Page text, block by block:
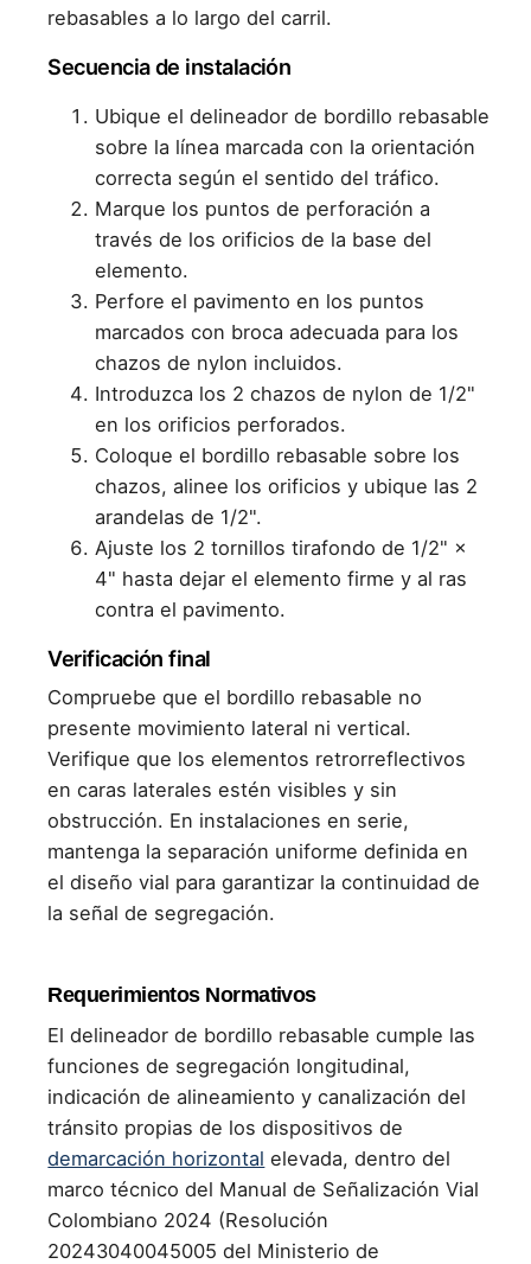
rebasables a lo largo del carril.
Secuencia de instalación
Ubique el delineador de bordillo rebasable
sobre la línea marcada con la orientación
correcta según el sentido del tráfico.
Marque los puntos de perforación a
través de los orificios de la base del
elemento.
Perfore el pavimento en los puntos
marcados con broca adecuada para los
chazos de nylon incluidos.
Introduzca los 2 chazos de nylon de 1/2"
en los orificios perforados.
Coloque el bordillo rebasable sobre los
chazos, alinee los orificios y ubique las 2
arandelas de 1/2".
Ajuste los 2 tornillos tirafondo de 1/2" ×
4" hasta dejar el elemento firme y al ras
contra el pavimento.
Verificación final
Compruebe que el bordillo rebasable no
presente movimiento lateral ni vertical.
Verifique que los elementos retrorreflectivos
en caras laterales estén visibles y sin
obstrucción. En instalaciones en serie,
mantenga la separación uniforme definida en
el diseño vial para garantizar la continuidad de
la señal de segregación.
Requerimientos Normativos
El delineador de bordillo rebasable cumple las
funciones de segregación longitudinal,
indicación de alineamiento y canalización del
tránsito propias de los dispositivos de
demarcación horizontal elevada, dentro del
marco técnico del Manual de Señalización Vial
Colombiano 2024 (Resolución
20243040045005 del Ministerio de